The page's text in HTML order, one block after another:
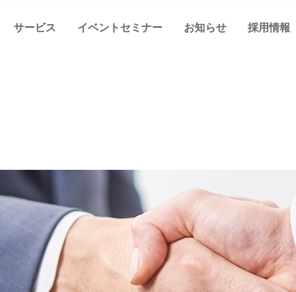
サービス イベントセミナー お知らせ 採用情報